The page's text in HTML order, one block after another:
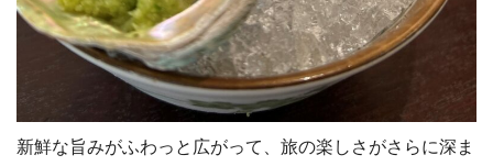
新鮮な旨みがふわっと広がって、旅の楽しさがさらに深ま